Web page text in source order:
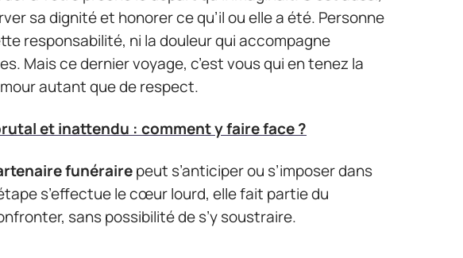
sa dignité et honorer ce qu’il ou elle a été. Personne
responsabilité, ni la douleur qui accompagne
Mais ce dernier voyage, c’est vous qui en tenez la
autant que de respect.
et inattendu : comment y faire face ?
funérairepeut s’anticiper ou s’imposer dans
s’effectue le cœur lourd, elle fait partie du
sans possibilité de s’y soustraire.